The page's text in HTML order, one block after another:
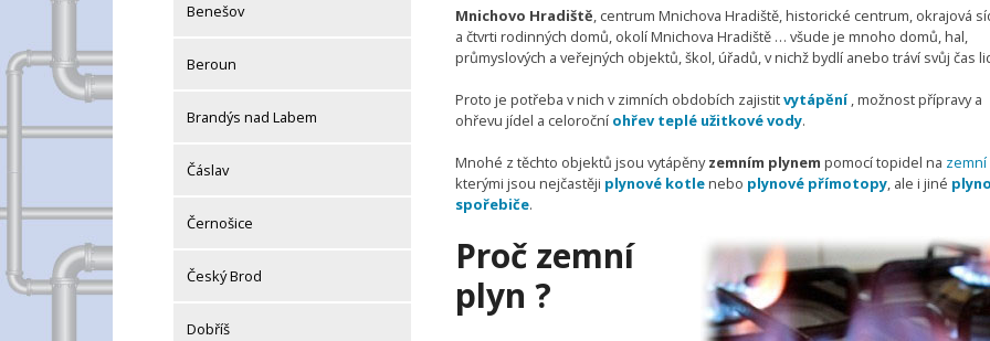
Benešov
Beroun
Brandýs nad Labem
Čáslav
Černošice
Český Brod
Dobříš
Mnichovo Hradiště, centrum Mnichova Hradiště, historické centrum, okrajová
a čtvrti rodinných domů, okolí Mnichova Hradiště … všude je mnoho domů, hal,
průmyslových a veřejných objektů, škol, úřadů, v nichž bydlí anebo tráví svůj čas
Proto je potřeba v nich v zimních obdobích zajistitvytápění, možnost přípravy a
ohřevu jídel a celoroční ohřev teplé užitkové vody.
Mnohé z těchto objektů jsou vytápěnyzemním plynem pomocí topidel na
kterými jsou nejčastěji plynové kotlenebo plynové přímotopy, ale i jiné
spořebiče.
Proč zemní
plyn ?